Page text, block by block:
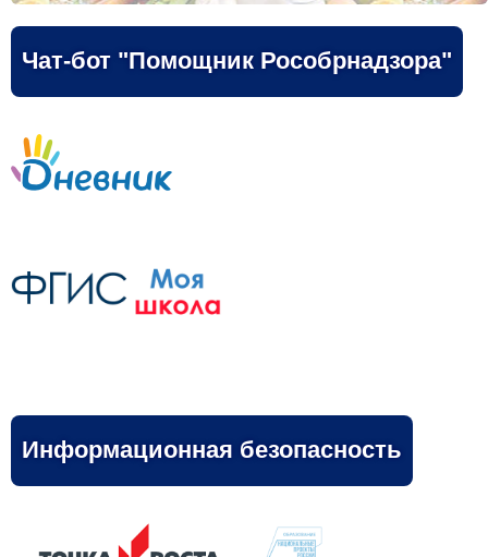
Чат-бот "Помощник Рособрнадзора"
Информационная безопасность